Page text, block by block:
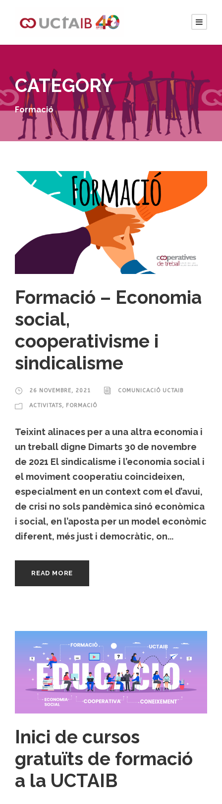
CATEGORY
Formació
Formació – Economia
social,
cooperativisme i
sindicalisme
26 NOVEMBRE, 2021 COMUNICACIÓ UCTAIB
ACTIVITATS, FORMACIÓ
Teixint alinaces per a una altra economia i
un treball digne Dimarts 30 de novembre
de 2021 El sindicalisme i l’economia social i
el moviment cooperatiu coincideixen,
especialment en un context com el d’avui,
de crisi no sols pandèmica sinó econòmica
i social, en l’aposta per un model econòmic
diferent, més just i democràtic, on...
READ MORE
Inici de cursos
gratuïts de formació
a la UCTAIB